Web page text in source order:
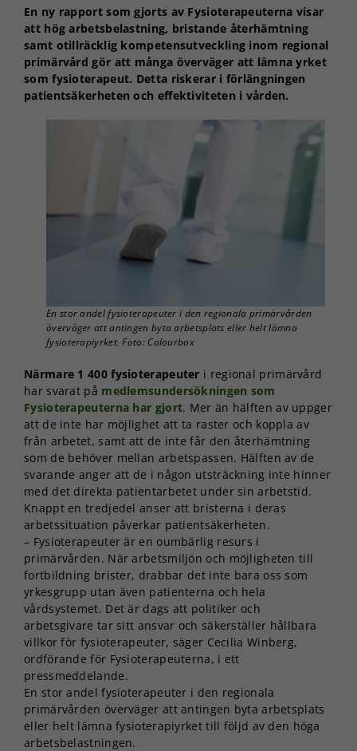
En ny rapport som gjorts av Fysioterapeuterna visar
att hög arbetsbelastning, bristande återhämtning
samt otillräcklig kompetensutveckling inom regional
primärvård gör att många överväger att lämna yrket
som fysioterapeut. Detta riskerar i förlängningen
patientsäkerheten och effektiviteten i vården.
En stor andel fysioterapeuter i den regionala primärvården
överväger att antingen byta arbetsplats eller helt lämna
fysioterapiyrket. Foto: Colourbox
Närmare 1 400 fysioterapeuter i regional primärvård
har svarat på medlemsundersökningen som
Fysioterapeuterna har gjort. Mer än hälften av uppger
att de inte har möjlighet att ta raster och koppla av
från arbetet, samt att de inte får den återhämtning
som de behöver mellan arbetspassen. Hälften av de
svarande anger att de i någon utsträckning inte hinner
med det direkta patientarbetet under sin arbetstid.
Knappt en tredjedel anser att bristerna i deras
arbetssituation påverkar patientsäkerheten.
– Fysioterapeuter är en oumbärlig resurs i
primärvården. När arbetsmiljön och möjligheten till
fortbildning brister, drabbar det inte bara oss som
yrkesgrupp utan även patienterna och hela
vårdsystemet. Det är dags att politiker och
arbetsgivare tar sitt ansvar och säkerställer hållbara
villkor för fysioterapeuter, säger Cecilia Winberg,
ordförande för Fysioterapeuterna, i ett
pressmeddelande.
En stor andel fysioterapeuter i den regionala
primärvården överväger att antingen byta arbetsplats
eller helt lämna fysioterapiyrket till följd av den höga
arbetsbelastningen.